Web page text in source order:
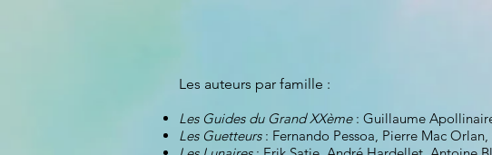
Les auteurs par famille :
Les Guides du Grand XXème: Guillaume
Les Guetteurs: Fernando Pessoa, Pierre Mac